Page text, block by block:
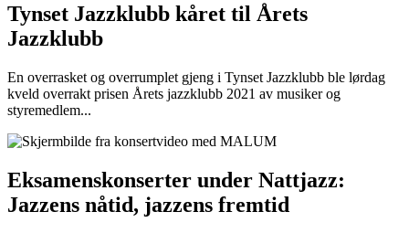
Tynset Jazzklubb kåret til Årets
Jazzklubb
En overrasket og overrumplet gjeng i Tynset Jazzklubb ble lørdag
kveld overrakt prisen Årets jazzklubb 2021 av musiker og
styremedlem...
Eksamenskonserter under Nattjazz:
Jazzens nåtid, jazzens fremtid